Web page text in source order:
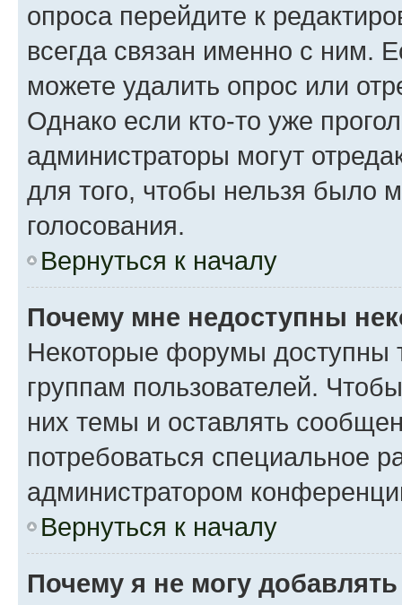
опроса перейдите к
всегда связан именно с ним.
можете удалить опрос или
Однако если кто-то уже
администраторы могут
для того, чтобы нельзя было
голосования.
Вернуться к началу
Почему мне недоступны
Некоторые форумы доступны
группам пользователей.
них темы и оставлять
потребоваться специальное
администратором
Вернуться к началу
Почему я не могу